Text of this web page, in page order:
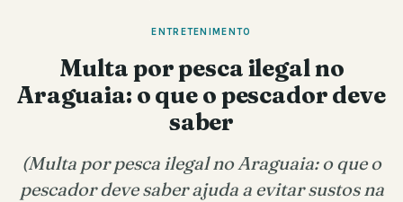
ENTRETENIMENTO
Multa por pesca ilegal no
Araguaia: o que o pescador deve
saber
(Multa por pesca ilegal no Araguaia: o que o
pescador deve saber ajuda a evitar sustos na